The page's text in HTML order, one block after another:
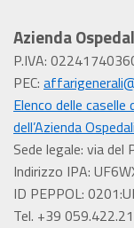
Azienda
P.IVA:
PEC:
Elenco delle
dell’Azienda
Sede legale: via
Indirizzo IPA:
ID PEPPOL:
Tel. +39